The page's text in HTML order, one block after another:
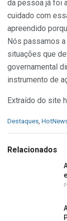
da pessoa já foi
cuidado com
apreendido
Nós passamos
situações que
governamental
instrumento de
Extraído do site
C
e
Destaques,
Relacionados